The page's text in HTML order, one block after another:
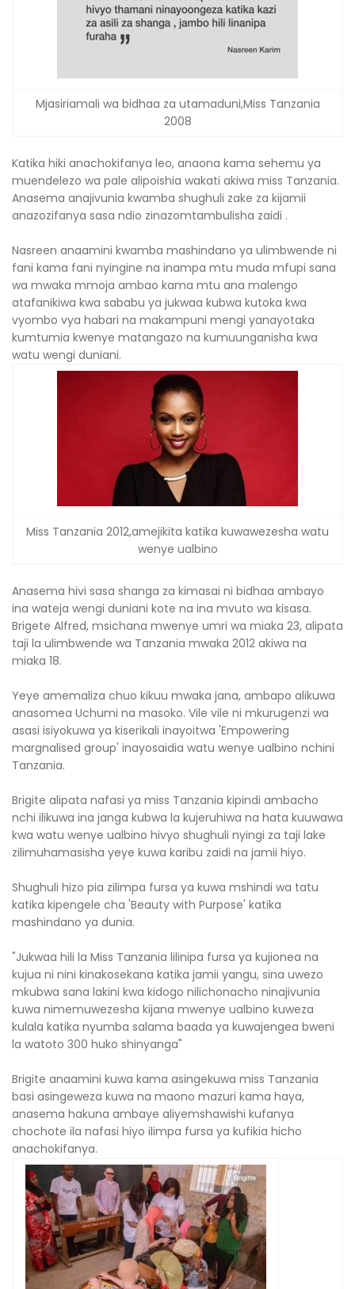
Mjasiriamali wa bidhaa za utamaduni,Miss Tanzania
2008
Katika hiki anachokifanya leo, anaona kama sehemu ya
muendelezo wa pale alipoishia wakati akiwa miss Tanzania.
Anasema anajivunia kwamba shughuli zake za kijamii
anazozifanya sasa ndio zinazomtambulisha zaidi .
Nasreen anaamini kwamba mashindano ya ulimbwende ni
fani kama fani nyingine na inampa mtu muda mfupi sana
wa mwaka mmoja ambao kama mtu ana malengo
atafanikiwa kwa sababu ya jukwaa kubwa kutoka kwa
vyombo vya habari na makampuni mengi yanayotaka
kumtumia kwenye matangazo na kumuunganisha kwa
watu wengi duniani.
Miss Tanzania 2012,amejikita katika kuwawezesha watu
wenye ualbino
Anasema hivi sasa shanga za kimasai ni bidhaa ambayo
ina wateja wengi duniani kote na ina mvuto wa kisasa.
Brigete Alfred, msichana mwenye umri wa miaka 23, alipata
taji la ulimbwende wa Tanzania mwaka 2012 akiwa na
miaka 18.
Yeye amemaliza chuo kikuu mwaka jana, ambapo alikuwa
anasomea Uchumi na masoko. Vile vile ni mkurugenzi wa
asasi isiyokuwa ya kiserikali inayoitwa 'Empowering
margnalised group' inayosaidia watu wenye ualbino nchini
Tanzania.
Brigite alipata nafasi ya miss Tanzania kipindi ambacho
nchi ilikuwa ina janga kubwa la kujeruhiwa na hata kuuwawa
kwa watu wenye ualbino hivyo shughuli nyingi za taji lake
zilimuhamasisha yeye kuwa karibu zaidi na jamii hiyo.
Shughuli hizo pia zilimpa fursa ya kuwa mshindi wa tatu
katika kipengele cha 'Beauty with Purpose' katika
mashindano ya dunia.
"Jukwaa hili la Miss Tanzania lilinipa fursa ya kujionea na
kujua ni nini kinakosekana katika jamii yangu, sina uwezo
mkubwa sana lakini kwa kidogo nilichonacho ninajivunia
kuwa nimemuwezesha kijana mwenye ualbino kuweza
kulala katika nyumba salama baada ya kuwajengea bweni
la watoto 300 huko shinyanga"
Brigite anaamini kuwa kama asingekuwa miss Tanzania
basi asingeweza kuwa na maono mazuri kama haya,
anasema hakuna ambaye aliyemshawishi kufanya
chochote ila nafasi hiyo ilimpa fursa ya kufikia hicho
anachokifanya.